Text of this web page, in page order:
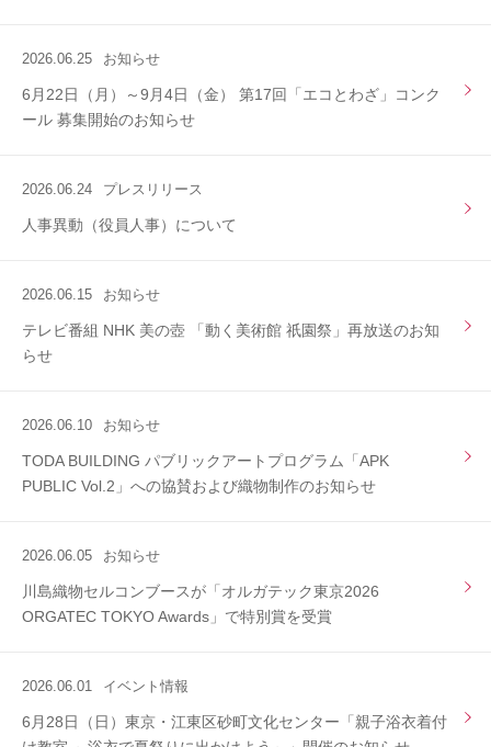
2026.06.25 お知らせ
6月22日（月）～9月4日（金） 第17回「エコとわざ」コンク
ール 募集開始のお知らせ
2026.06.24 プレスリリース
人事異動（役員人事）について
2026.06.15 お知らせ
テレビ番組 NHK 美の壺 「動く美術館 祇園祭」再放送のお知
らせ
2026.06.10 お知らせ
TODA BUILDING パブリックアートプログラム「APK
PUBLIC Vol.2」への協賛および織物制作のお知らせ
2026.06.05 お知らせ
川島織物セルコンブースが「オルガテック東京2026
ORGATEC TOKYO Awards」で特別賞を受賞
2026.06.01 イベント情報
6月28日（日）東京・江東区砂町文化センター「親子浴衣着付